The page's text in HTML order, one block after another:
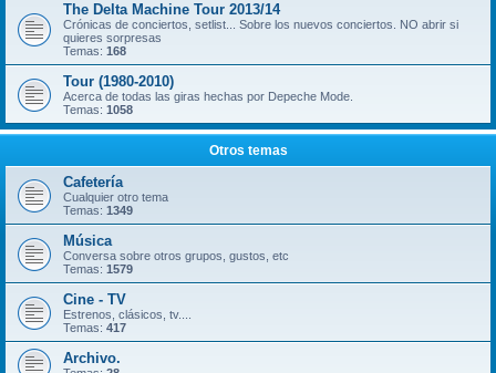
The Delta Machine Tour 2013/14
Crónicas de conciertos, setlist... Sobre los nuevos conciertos. NO abrir si
quieres sorpresas
Temas: 168
Tour (1980-2010)
Acerca de todas las giras hechas por Depeche Mode.
Temas: 1058
Otros temas
Cafetería
Cualquier otro tema
Temas: 1349
Música
Conversa sobre otros grupos, gustos, etc
Temas: 1579
Cine - TV
Estrenos, clásicos, tv....
Temas: 417
Archivo.